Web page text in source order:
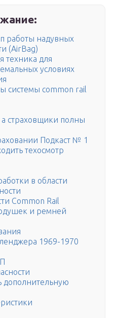
работы надувных
(AirBag)
техника для
условиях
системы common rail
а страховщики полны
Подкаст № 1
техосмотр
в области
Common Rail
и ремней
1969-1970
дополнительную